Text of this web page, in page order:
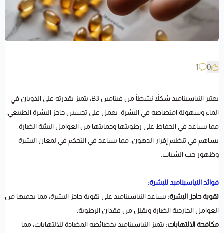
0
1
يعتبر النياسيناميد شكلاً نشطاً من فيتامين B3، يتميز بقدرته على الذوبان في
الماء وسهولة امتصاصه في البشرة. يعمل على تحسين حاجز البشرة الطبيعي،
مما يساعد في الحفاظ على رطوبتها وحمايتها من العوامل البيئية الضارة.
يساهم في تنظيم إفراز الدهون، مما يساعد في التحكم في لمعان البشرة
وظهور حب الشباب.
فوائد النياسيناميد للبشرة:
تقوية حاجز البشرة: يساعد النياسيناميد على تقوية حاجز البشرة، مما يحميها من
العوامل الخارجية الضارة ويقلل من فقدان الرطوبة.
مكافحة الالتهابات: يتميز النياسيناميد بخصائصه المضادة للالتهابات، مما